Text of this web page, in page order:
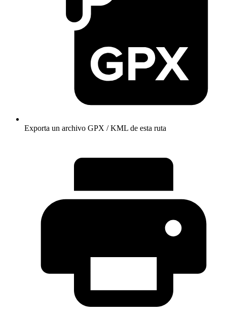
Exporta un archivo GPX / KML de esta ruta